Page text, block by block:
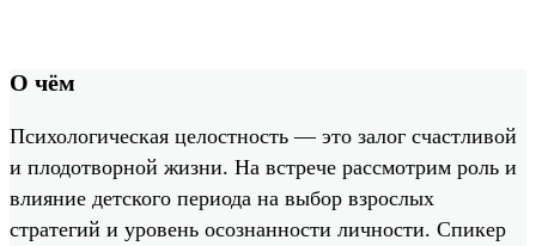
О чём
Психологическая целостность — это залог счастливой
и плодотворной жизни. На встрече рассмотрим роль и
влияние детского периода на выбор взрослых
стратегий и уровень осознанности личности. Спикер